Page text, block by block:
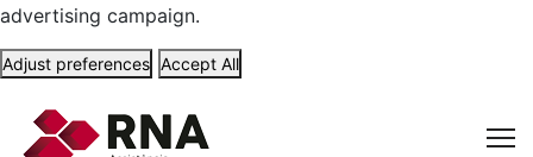
advertising campaign.
Adjust preferences Accept All